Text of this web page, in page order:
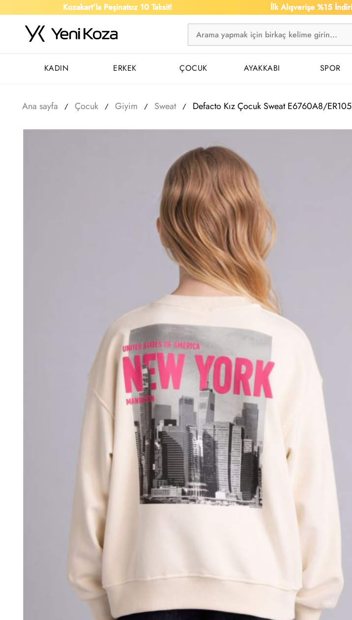
Kozakart’la Peşinatsız 10 Taksit! İlk Alışverişe %15 İndirim!
KADIN ERKEK ÇOCUK AYAKKABI SPOR
Ana sayfa Çocuk Giyim Sweat Defacto Kız Çocuk Sweat E6760A8/ER105